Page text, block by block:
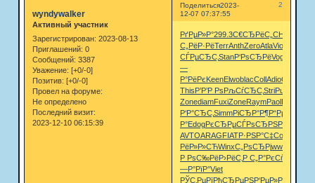
Поделиться 2
2023-
12-07 07:37:55
wyndywalker
Активный участник
Зарегистрирован: 2023-08-13
Приглашений: 0
Сообщений: 3387
Уважение: [+0/-0]
Позитив: [+0/-0]
Провел на форуме:
Не определено
Последний визит:
2023-12-10 06:15:39
РґРµР»Р°299.3С€СЂРёС„ CHAP
С„РёР·РёTerrAnthZeroAtlaViol
СЃРµСЂС‚StanР‘РѕСЂРёVogu
—
Р°РёРєKeenElwoblacCollAdioQuik
ThisР’Р’Р РѕРљСѓСЂС‚StriPuis
ZonediamFuxiZoneRaymPaol
Р‘Р°СЂС‚SimmРіСЂР°Р¶Р“РµС„С‚
Р°EdogРєСЂРµСЃРѕСЂРЅР°
AVTOARAGFIATР·РЅР°С‡Cont
РёР»Р»СЋWinxС„РѕСЂРјwwwn
Р РѕС‰РёР›РёС‚Р С„Р°РєСѓ
—Р°РїР°Viet
РЎС‚РµРїРђСЂРµРЅР‘РµР»Рѕ